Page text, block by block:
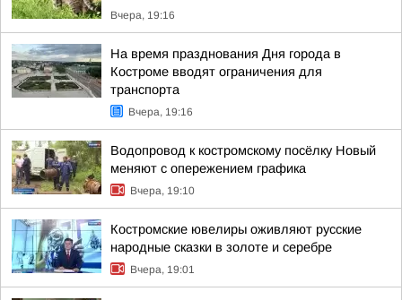
Вчера, 19:16
На время празднования Дня города в
Костроме вводят ограничения для
транспорта
Вчера, 19:16
Водопровод к костромскому посёлку Новый
меняют с опережением графика
Вчера, 19:10
Костромские ювелиры оживляют русские
народные сказки в золоте и серебре
Вчера, 19:01